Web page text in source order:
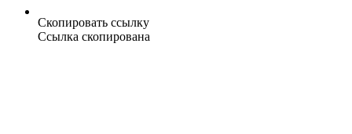
Скопировать ссылку
Ссылка скопирована